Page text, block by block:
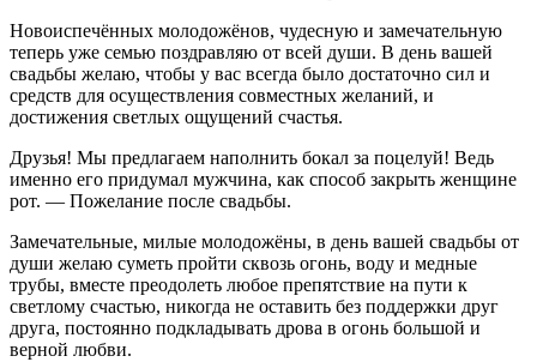
Новоиспечённых молодожёнов, чудесную и замечательную
теперь уже семью поздравляю от всей души. В день вашей
свадьбы желаю, чтобы у вас всегда было достаточно сил и
средств для осуществления совместных желаний, и
достижения светлых ощущений счастья.
Друзья! Мы предлагаем наполнить бокал за поцелуй! Ведь
именно его придумал мужчина, как способ закрыть женщине
рот. — Пожелание после свадьбы.
Замечательные, милые молодожёны, в день вашей свадьбы от
души желаю суметь пройти сквозь огонь, воду и медные
трубы, вместе преодолеть любое препятствие на пути к
светлому счастью, никогда не оставить без поддержки друг
друга, постоянно подкладывать дрова в огонь большой и
верной любви.